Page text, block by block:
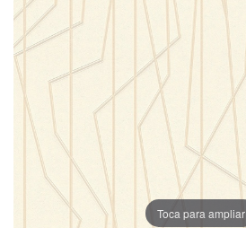
Toca para ampliar